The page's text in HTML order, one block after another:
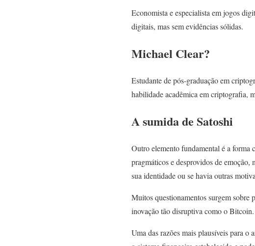
Economista e especialista em jogos
digitais, mas sem evidências sólidas.
Michael Clear?
Estudante de pós-graduação em
habilidade acadêmica em criptografia,
A sumida de Satoshi
Outro elemento fundamental é a forma
pragmáticos e desprovidos de emoção,
sua identidade ou se havia outras
Muitos questionamentos surgem sobre
inovação tão disruptiva como o
Uma das razões mais plausíveis para o